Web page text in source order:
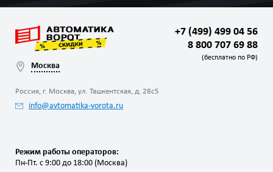
Москва
Россия, г. Москва, ул. Ташкентская, д. 28с5
info@avtomatika-vorota.ru
+7 (499) 499 04 56
8 800 707 69 88
(бесплатно по РФ)
Режим работы операторов:
Пн-Пт. с 9:00 до 18:00 (Москва)